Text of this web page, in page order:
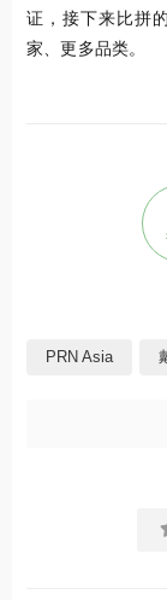
证，接下来比拼
家、更多品类。
PRN Asia